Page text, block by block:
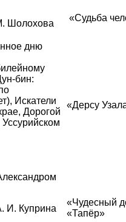
Шолохова
«Судьба
дню
бин:
Искатели
Дорогой
«Дерсу
И. Куприна
«Чудесный
«Тапёр»